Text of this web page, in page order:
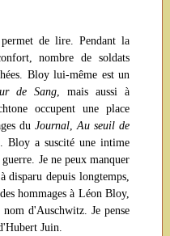
de lire. Pendant la
nombre de soldats
Bloy lui-même est un
de Sang, mais aussi à
occupent une place
du Journal, Au seuil de
Bloy a suscité une intime
Je ne peux manquer
depuis longtemps,
hommages à Léon Bloy,
d'Auschwitz. Je pense
Juin.